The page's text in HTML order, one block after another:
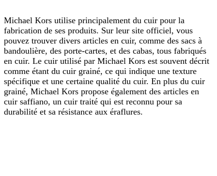
Michael Kors utilise principalement du cuir pour la
fabrication de ses produits. Sur leur site officiel, vous
pouvez trouver divers articles en cuir, comme des sacs à
bandoulière, des porte-cartes, et des cabas, tous fabriqués
en cuir. Le cuir utilisé par Michael Kors est souvent décrit
comme étant du cuir grainé, ce qui indique une texture
spécifique et une certaine qualité du cuir. En plus du cuir
grainé, Michael Kors propose également des articles en
cuir saffiano, un cuir traité qui est reconnu pour sa
durabilité et sa résistance aux éraflures.